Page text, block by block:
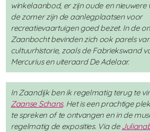
winkelaanbod, er zijn oude en nieuwere
de zomer zijn de aanlegplaatsen voor
recreatievaartuigen goed bezet. In de
Zaanbocht bevinden zich ook parels
cultuurhistorie, zoals de Fabriekswand
Mercurius en uiteraard De Adelaar.
In Zaandijk ben ik regelmatig terug te
Zaanse Schans. Het is een prachtige
te spreken of te ontvangen en in de
regelmatig de exposities. Via de